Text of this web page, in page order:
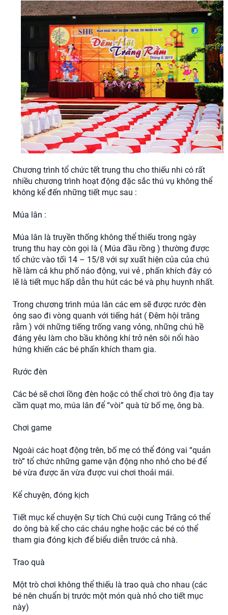
Chương trình tổ chức tết trung thu cho thiếu nhi có rất
nhiều chương trình hoạt động đặc sắc thú vụ không thể
không kể đến những tiết mục sau :
Múa lân :
Múa lân là truyền thống không thể thiếu trong ngày
trung thu hay còn gọi là ( Múa đầu rồng ) thường được
tổ chức vào tối 14 – 15/8 với sự xuất hiện của của chú
hề làm cả khu phố náo động, vui vẻ , phấn khích đây có
lẽ là tiết mục hấp dẫn thu hút các bé và phụ huynh nhất.
Trong chương trình múa lân các em sẽ được rước đèn
ông sao đi vòng quanh với tiếng hát ( Đêm hội trăng
rằm ) với những tiếng trống vang vỏng, những chú hề
đáng yêu làm cho bầu không khí trở nên sôi nổi hào
hứng khiến các bé phấn khích tham gia.
Rước đèn
Các bé sẽ chơi lồng đèn hoặc có thể chơi trò ông địa tay
cầm quạt mo, múa lân để “vòi” quà từ bố mẹ, ông bà.
Chơi game
Ngoài các hoạt động trên, bố mẹ có thể đóng vai “quản
trò” tổ chức những game vận động nho nhỏ cho bé để
bé vừa được ăn vừa được vui chơi thoải mái.
Kể chuyện, đóng kịch
Tiết mục kể chuyện Sự tích Chú cuội cung Trăng có thể
do ông bà kể cho các cháu nghe hoặc các bé có thể
tham gia đóng kịch để biểu diễn trước cả nhà.
Trao quà
Một trò chơi không thể thiếu là trao quà cho nhau (các
bé nên chuẩn bị trước một món quà nhỏ cho tiết mục
này)